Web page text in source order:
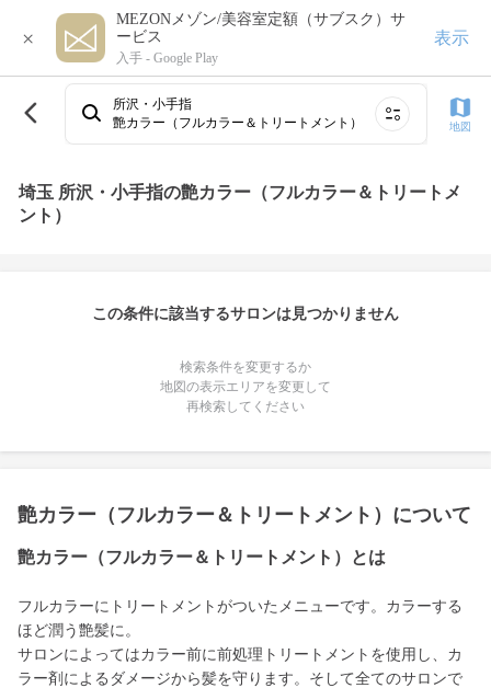
×
MEZONメゾン/美容室定額（サブスク）サ
ービス
入手 - Google Play
表示
所沢・小手指
艶カラー（フルカラー＆トリートメント）
地図
埼玉 所沢・小手指の艶カラー（フルカラー＆トリートメ
ント）
この条件に該当するサロンは見つかりません
検索条件を変更するか
地図の表示エリアを変更して
再検索してください
艶カラー（フルカラー＆トリートメント）について
艶カラー（フルカラー＆トリートメント）とは
フルカラーにトリートメントがついたメニューです。カラーする
ほど潤う艶髪に。
サロンによってはカラー前に前処理トリートメントを使用し、カ
ラー剤によるダメージから髪を守ります。そして全てのサロンで